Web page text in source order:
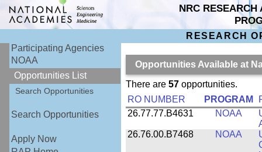
NRC RESEARCH
RESEARCH
Participating Agencies
NOAA
Opportunities List
Search Opportunities
Search Opportunities
Apply Now
Opportunities Available at
There are 57opportunities.
RO NUMBER
PROGRAM
26.77.77.B4631
NOAA
26.76.00.B7468
NOAA